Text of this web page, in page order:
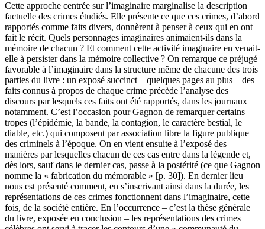
Cette approche centrée sur l’imaginaire marginalise la description
factuelle des crimes étudiés. Elle présente ce que ces crimes, d’abord
rapportés comme faits divers, donnèrent à penser à ceux qui en ont
fait le récit. Quels personnages imaginaires animaient-ils dans la
mémoire de chacun ? Et comment cette activité imaginaire en venait-
elle à persister dans la mémoire collective ? On remarque ce préjugé
favorable à l’imaginaire dans la structure même de chacune des trois
parties du livre : un exposé succinct – quelques pages au plus – des
faits connus à propos de chaque crime précède l’analyse des
discours par lesquels ces faits ont été rapportés, dans les journaux
notamment. C’est l’occasion pour Gagnon de remarquer certains
tropes (l’épidémie, la bande, la contagion, le caractère bestial, le
diable, etc.) qui composent par association libre la figure publique
des criminels à l’époque. On en vient ensuite à l’exposé des
manières par lesquelles chacun de ces cas entre dans la légende et,
dès lors, sauf dans le dernier cas, passe à la postérité (ce que Gagnon
nomme la « fabrication du mémorable » [p. 30]). En dernier lieu
nous est présenté comment, en s’inscrivant ainsi dans la durée, les
représentations de ces crimes fonctionnent dans l’imaginaire, cette
fois, de la société entière. En l’occurrence – c’est la thèse générale
du livre, exposée en conclusion – les représentations des crimes